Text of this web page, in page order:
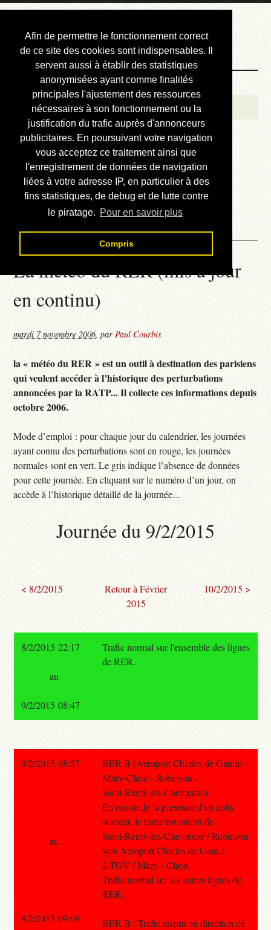
Afin de permettre le fonctionnement correct
de ce site des cookies sont indispensables. Il
servent aussi à établir des statistiques
anonymisées ayant comme finalités
principales l'ajustement des ressources
nécessaires à son fonctionnement ou la
justification du trafic auprès d'annonceurs
publicitaires. En poursuivant votre navigation
vous acceptez ce traitement ainsi que
l'enregistrement de données de navigation
liées à votre adresse IP, en particulier à des
fins statistiques, de debug et de lutte contre
le piratage. Pour en savoir plus
Compris
Courbis, « LE »
Blog Officiel
Bienvenue
Réalisations
Divers (et d’été)
Annonces
Liens externes
Téléchargement
Contact
La météo du RER (mis à jour
en continu)
mardi 7 novembre 2006,parPaul Courbis
la « météo du RER » est un outil à destination des parisiens
qui veulent accéder à l’historique des perturbations
annoncées par la RATP... Il collecte ces informations depuis
octobre 2006.
Mode d’emploi : pour chaque jour du calendrier, les journées
ayant connu des perturbations sont en rouge, les journées
normales sont en vert. Le gris indique l’absence de données
pour cette journée. En cliquant sur le numéro d’un jour, on
accède à l’historique détaillé de la journée...
Journée du 9/2/2015
< 8/2/2015
Retour à Février
2015
10/2/2015 >
8/2/2015 22:17
Trafic normal sur l'ensemble des lignes
de RER.
au
9/2/2015 08:47
9/2/2015 08:57
RER B (Aeroport Charles de Gaulle -
Mitry-Claye - Robinson -
Saint-Remy-les-Chevreuse) :
En raison de la presence d'un colis
suspect, le trafic est ralenti de
Saint-Remy-les-Chevreuse / Robinson
vers Aeroport Charles de Gaulle
2-TGV / Mitry - Claye.
Trafic normal sur les autres lignes de
RER.
RER B : Trafic ralenti en direction de
au
9/2/2015 09:09